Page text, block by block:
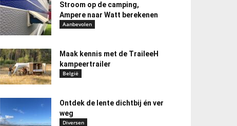
Stroom op de camping,
Ampere naar Watt berekenen
Aanbevolen
Maak kennis met de TraileeH
kampeertrailer
België
Ontdek de lente dichtbij én ver
weg
Diversen